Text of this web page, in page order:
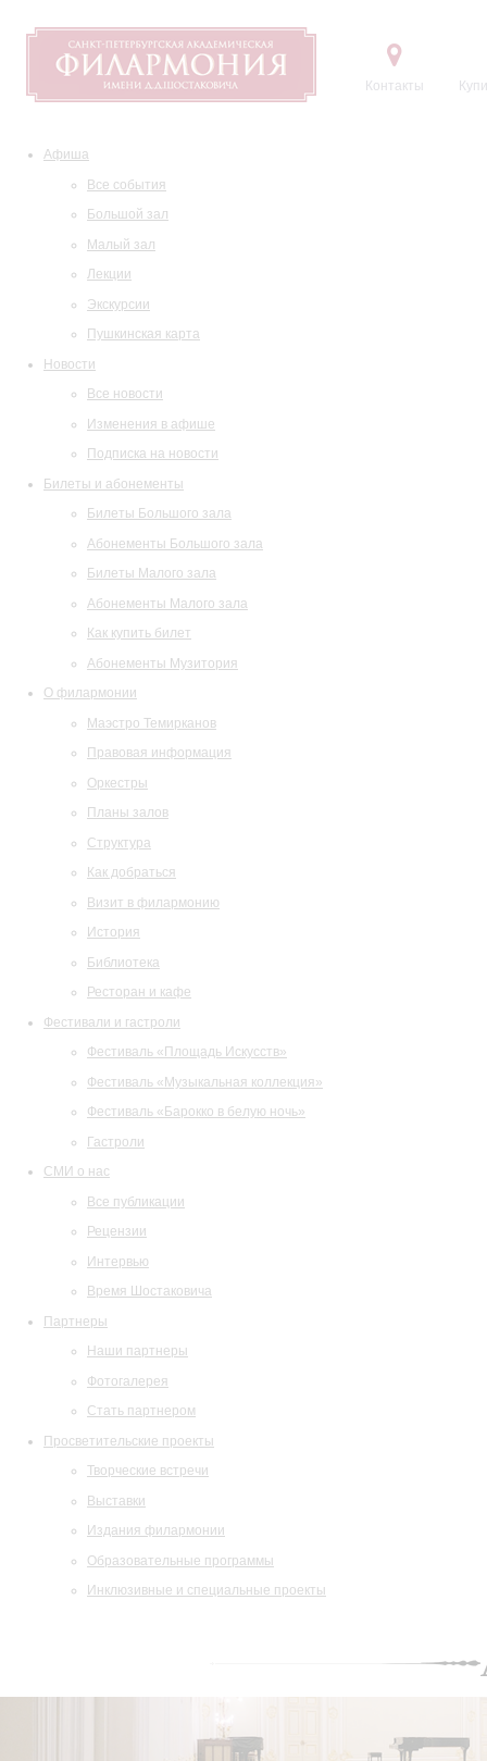
Контакты
Афиша
Все события
Большой зал
Малый зал
Лекции
Экскурсии
Пушкинская карта
Новости
Все новости
Изменения в афише
Подписка на новости
Билеты и абонементы
Билеты Большого зала
Абонементы Большого зала
Билеты Малого зала
Абонементы Малого зала
Как купить билет
Абонементы Музитория
О филармонии
Маэстро Темирканов
Правовая информация
Оркестры
Планы залов
Структура
Как добраться
Визит в филармонию
История
Библиотека
Ресторан и кафе
Фестивали и гастроли
Фестиваль «Площадь Искусств»
Фестиваль «Музыкальная коллекция»
Фестиваль «Барокко в белую ночь»
Гастроли
СМИ о нас
Все публикации
Рецензии
Интервью
Время Шостаковича
Партнеры
Наши партнеры
Фотогалерея
Стать партнером
Просветительские проекты
Творческие встречи
Выставки
Издания филармонии
Образовательные программы
Инклюзивные и специальные проекты